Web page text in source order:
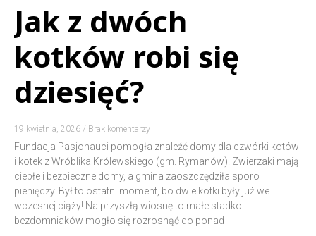
Jak z dwóch
kotków robi się
dziesięć?
19 kwietnia, 2026 Brak komentarzy
Fundacja Pasjonauci pomogła znaleźć domy dla czwórki kotów
i kotek z Wróblika Królewskiego (gm. Rymanów). Zwierzaki mają
ciepłe i bezpieczne domy, a gmina zaoszczędziła sporo
pieniędzy. Był to ostatni moment, bo dwie kotki były już we
wczesnej ciąży! Na przyszłą wiosnę to małe stadko
bezdomniaków mogło się rozrosnąć do ponad